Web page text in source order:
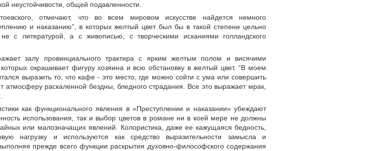
неустойчивости, общей подавленности.
отмечают, что во всем мировом искусстве найдется немного
и наказанию”, в которых желтый цвет был бы в такой степени цельно
с литературой, а с живописью, с творческими исканиями голландского
залу провинциального трактира с ярким желтым полом и висячими
окрашивает фигуру хозяина и всю обстановку в желтый цвет. “В моем
выразить то, что кафе - это место, где можно сойти с ума или совершить
атмосферу раскаленной бездны, бледного страдания. Все это выражает мрак,
как функционального явления в «Преступлении и наказании» убеждают
использования, так и выбор цветов в романе ни в коей мере не должны
или малозначащих явлений. Колористика, даже ее кажущаяся бедность,
нагрузку и используются как средство выразительности замысла и
прежде всего функции раскрытия духовно-философского содержания